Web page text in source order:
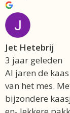
Jet Hetebrij
3 jaar geleden
Al jaren de
van het mes.
bijzondere